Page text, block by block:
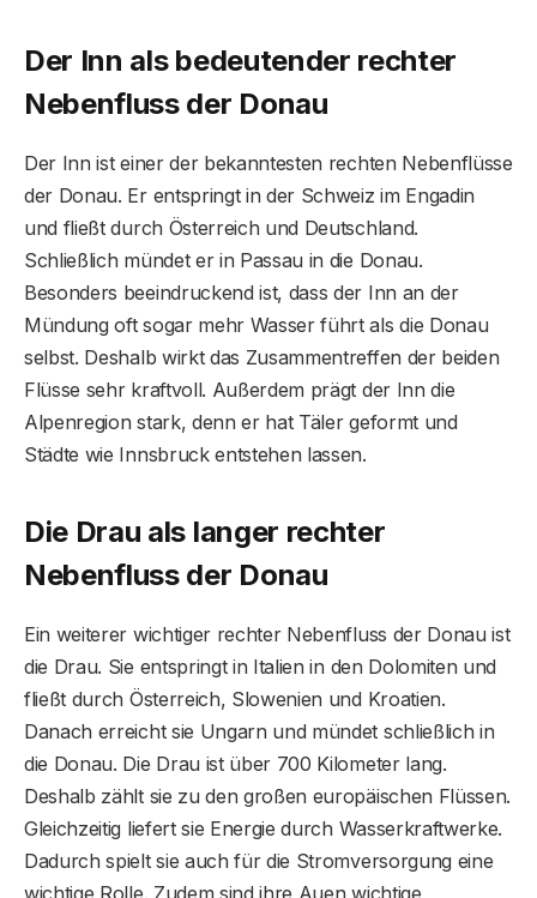
Der Inn als bedeutender rechter
Nebenfluss der Donau
Der Inn ist einer der bekanntesten rechten Nebenflüsse
der Donau. Er entspringt in der Schweiz im Engadin
und fließt durch Österreich und Deutschland.
Schließlich mündet er in Passau in die Donau.
Besonders beeindruckend ist, dass der Inn an der
Mündung oft sogar mehr Wasser führt als die Donau
selbst. Deshalb wirkt das Zusammentreffen der beiden
Flüsse sehr kraftvoll. Außerdem prägt der Inn die
Alpenregion stark, denn er hat Täler geformt und
Städte wie Innsbruck entstehen lassen.
Die Drau als langer rechter
Nebenfluss der Donau
Ein weiterer wichtiger rechter Nebenfluss der Donau ist
die Drau. Sie entspringt in Italien in den Dolomiten und
fließt durch Österreich, Slowenien und Kroatien.
Danach erreicht sie Ungarn und mündet schließlich in
die Donau. Die Drau ist über 700 Kilometer lang.
Deshalb zählt sie zu den großen europäischen Flüssen.
Gleichzeitig liefert sie Energie durch Wasserkraftwerke.
Dadurch spielt sie auch für die Stromversorgung eine
wichtige Rolle. Zudem sind ihre Auen wichtige